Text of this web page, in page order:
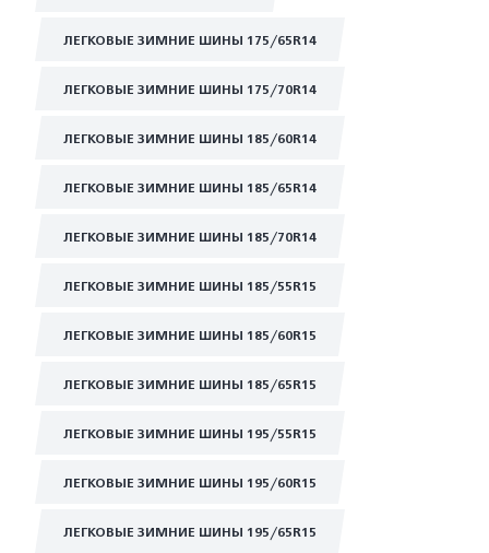
ЛЕГКОВЫЕ ЗИМНИЕ ШИНЫ 175/65R14
ЛЕГКОВЫЕ ЗИМНИЕ ШИНЫ 175/70R14
ЛЕГКОВЫЕ ЗИМНИЕ ШИНЫ 185/60R14
ЛЕГКОВЫЕ ЗИМНИЕ ШИНЫ 185/65R14
ЛЕГКОВЫЕ ЗИМНИЕ ШИНЫ 185/70R14
ЛЕГКОВЫЕ ЗИМНИЕ ШИНЫ 185/55R15
ЛЕГКОВЫЕ ЗИМНИЕ ШИНЫ 185/60R15
ЛЕГКОВЫЕ ЗИМНИЕ ШИНЫ 185/65R15
ЛЕГКОВЫЕ ЗИМНИЕ ШИНЫ 195/55R15
ЛЕГКОВЫЕ ЗИМНИЕ ШИНЫ 195/60R15
ЛЕГКОВЫЕ ЗИМНИЕ ШИНЫ 195/65R15